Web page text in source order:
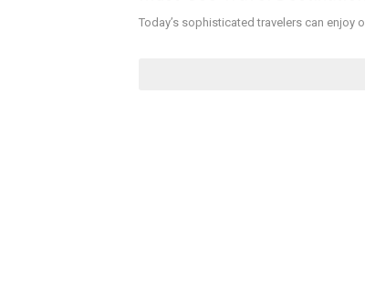
Today’s sophisticated travelers can